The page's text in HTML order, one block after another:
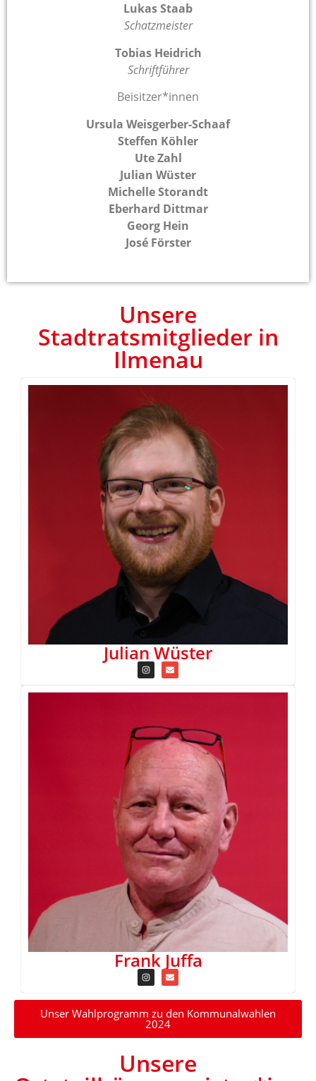
Lukas Staab
Schatzmeister
Tobias Heidrich
Schriftführer
Beisitzer*innen
Ursula Weisgerber-Schaaf
Steffen Köhler
Ute Zahl
Julian Wüster
Michelle Storandt
Eberhard Dittmar
Georg Hein
José Förster
Unsere
Stadtratsmitglieder in
Ilmenau
Julian Wüster
Frank Juffa
Unser Wahlprogramm zu den Kommunalwahlen
2024
Unsere